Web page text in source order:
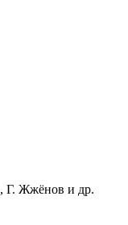
Г. Жжёнов и др.